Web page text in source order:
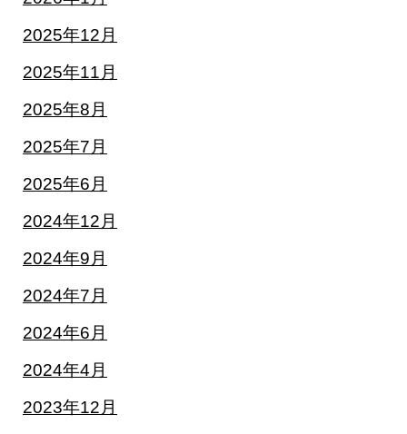
2025年12月
2025年11月
2025年8月
2025年7月
2025年6月
2024年12月
2024年9月
2024年7月
2024年6月
2024年4月
2023年12月